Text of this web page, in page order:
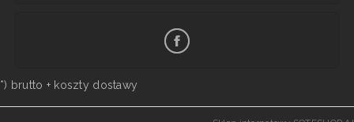
*) brutto + koszty dostawy